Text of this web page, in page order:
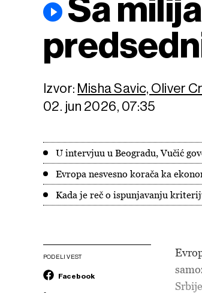
Sa
Izvor: Misha Savic, Oliver
02. jun 2026, 07:35
U intervjuu u Beogradu, Vučić
Evropa nesvesno korača ka
Kada je reč o ispunjavanju
PODELI VEST
Facebook
Srbije